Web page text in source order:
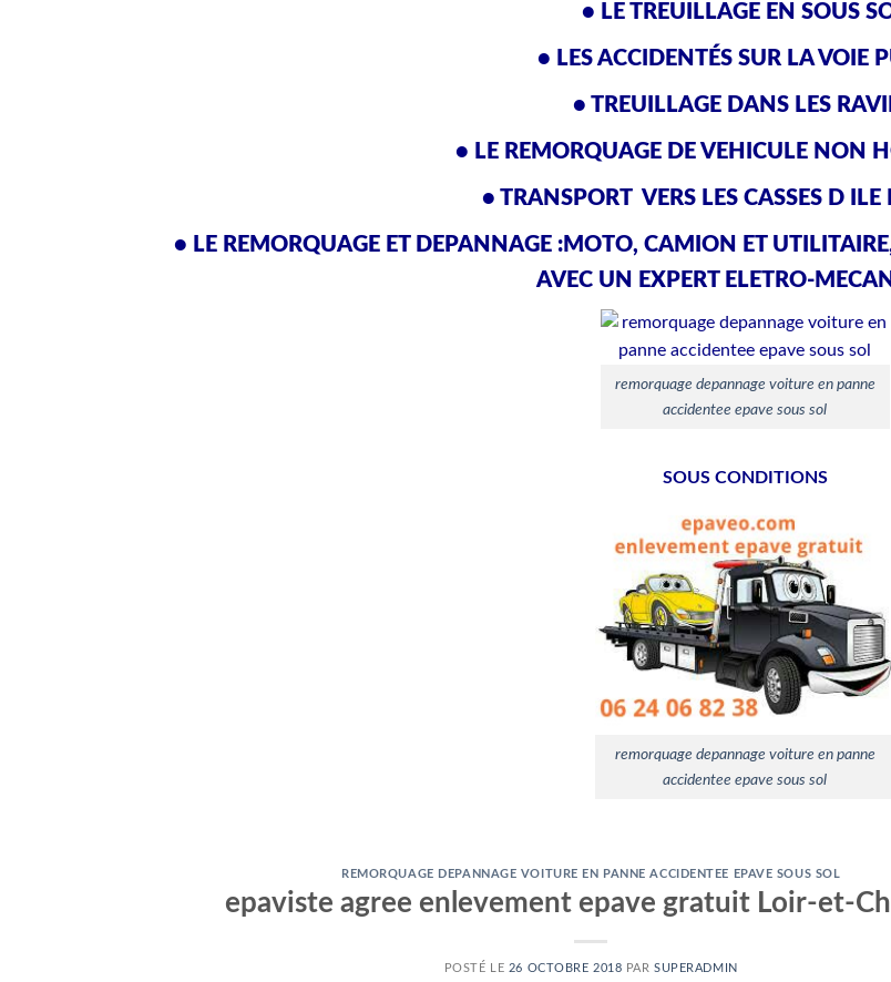
• LE TREUILLAGE EN SOUS
• LES ACCIDENTÉS SUR LA VOIE
• TREUILLAGE DANS LES
• LE REMORQUAGE DE VEHICULE NON
• TRANSPORT VERS LES CASSES D ILE
• LE REMORQUAGE ET DEPANNAGE :MOTO, CAMION ET
AVEC UN EXPERT ELETRO-
remorquage depannage voiture en panne
accidentee epave sous sol
SOUS CONDITIONS
remorquage depannage voiture en panne
accidentee epave sous sol
REMORQUAGE DEPANNAGE VOITURE EN PANNE ACCIDENTEE EPAVE SOUS SOL
epaviste agree enlevement epave gratuit Loir-et-
POSTÉ LE 26 OCTOBRE 2018 PARSUPERADMIN